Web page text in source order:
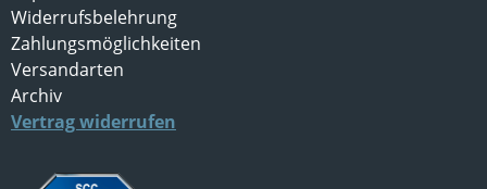
Widerrufsbelehrung
Zahlungsmöglichkeiten
Versandarten
Archiv
Vertrag widerrufen